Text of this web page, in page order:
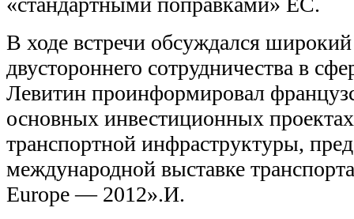
В ходе встречи обсуждался
двустороннего сотрудничества в
Левитин проинформировал
основных инвестиционных
транспортной инфраструктуры,
международной выставке
Europe — 2012».И.